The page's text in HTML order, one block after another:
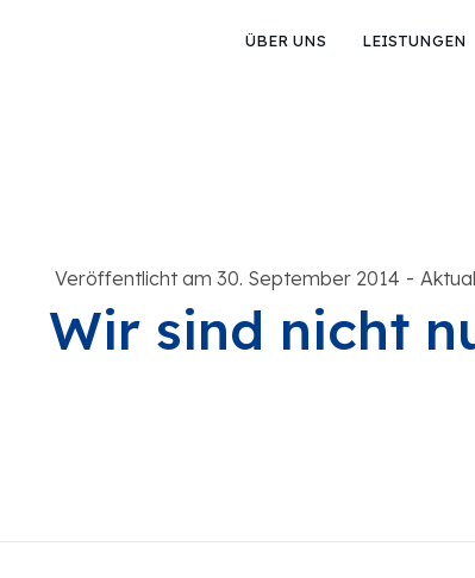
ÜBER UNS LEISTUNGEN
Veröffentlicht am 30. September 2014 -
Wir sind nicht